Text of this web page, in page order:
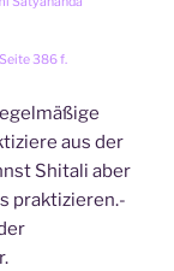
386 f.
aus der
Shitali aber
praktizieren.-